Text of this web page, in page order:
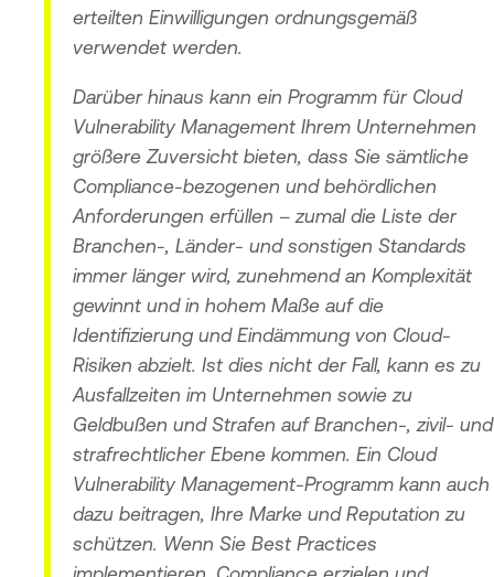
erteilten Einwilligungen ordnungsgemäß
verwendet werden.
Darüber hinaus kann ein Programm für Cloud
Vulnerability Management Ihrem Unternehmen
größere Zuversicht bieten, dass Sie sämtliche
Compliance-bezogenen und behördlichen
Anforderungen erfüllen – zumal die Liste der
Branchen-, Länder- und sonstigen Standards
immer länger wird, zunehmend an Komplexität
gewinnt und in hohem Maße auf die
Identifizierung und Eindämmung von Cloud-
Risiken abzielt. Ist dies nicht der Fall, kann es zu
Ausfallzeiten im Unternehmen sowie zu
Geldbußen und Strafen auf Branchen-, zivil- und
strafrechtlicher Ebene kommen. Ein Cloud
Vulnerability Management-Programm kann auch
dazu beitragen, Ihre Marke und Reputation zu
schützen. Wenn Sie Best Practices